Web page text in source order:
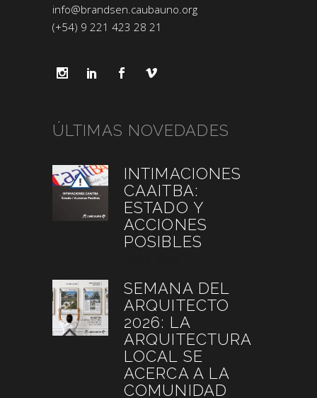
info@brandsen.caubauno.org
(+54) 9 221 423 28 21
ÚLTIMAS NOVEDADES
INTIMACIONES
CAAITBA:
ESTADO Y
ACCIONES
POSIBLES
SEMANA DEL
ARQUITECTO
2026: LA
ARQUITECTURA
LOCAL SE
ACERCA A LA
COMUNIDAD